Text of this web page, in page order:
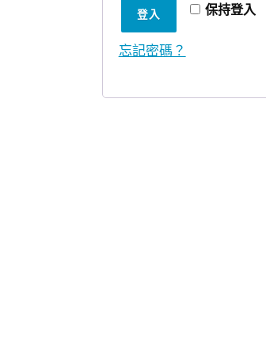
保持登入
登入
忘記密碼？